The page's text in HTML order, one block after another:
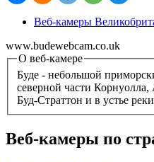
Веб-камеры
www.budewebcam.co.uk
О веб-камере
Буде - небольшой
северной части
Буд-Страттон и в устье
Веб-камеры по